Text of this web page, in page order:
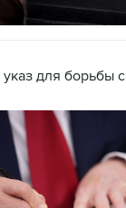
для борьбы